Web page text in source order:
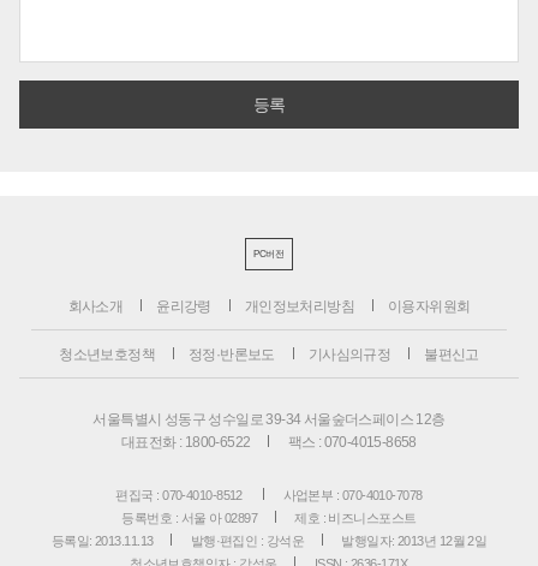
PC버전
회사소개 윤리강령 개인정보처리방침 이용자위원회
청소년보호정책 정정·반론보도 기사심의규정 불편신고
서울특별시 성동구 성수일로 39-34 서울숲더스페이스 12층
대표전화 : 1800-6522
팩스 : 070-4015-8658
편집국 : 070-4010-8512
사업본부 : 070-4010-7078
등록번호 : 서울 아 02897
제호 : 비즈니스포스트
등록일: 2013.11.13
발행·편집인 : 강석운
발행일자: 2013년 12월 2일